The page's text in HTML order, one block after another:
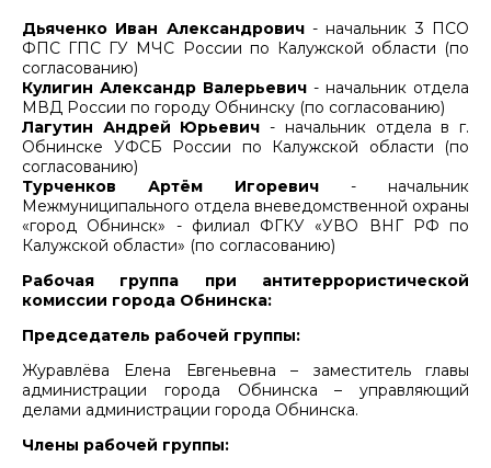
Дьяченко Иван Александрович- начальник 3 ПСО
ФПС ГПС ГУ МЧС России по Калужской области (по
согласованию)
Кулигин Александр Валерьевич - начальник отдела
МВД России по городу Обнинску (по согласованию)
Лагутин Андрей Юрьевич- начальник отдела в г.
Обнинске УФСБ России по Калужской области (по
согласованию)
Турченков Артём Игоревич - начальник
Межмуниципального отдела вневедомственной охраны
«город Обнинск» - филиал ФГКУ «УВО ВНГ РФ по
Калужской области» (по согласованию)
Рабочая группа при антитеррористической
комиссии города Обнинска:
Председатель рабочей группы:
Журавлёва Елена Евгеньевна – заместитель главы
администрации города Обнинска – управляющий
делами администрации города Обнинска.
Члены рабочей группы: